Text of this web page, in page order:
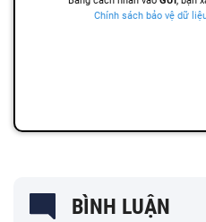
BÌNH LUẬN